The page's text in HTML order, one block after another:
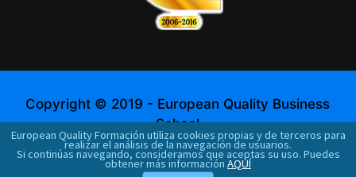
Copyright © 2019 - European Quality Business
School
European Quality Formación utiliza cookies propias y de terceros para
realizar el análisis de la navegación de usuarios.
Si continúas navegando, consideramos que aceptas su uso. Puedes
obtener más información AQUÍ
$("#cookiepost").submit(function(e) {
$.post("https://www.europeanquality.es/inc/